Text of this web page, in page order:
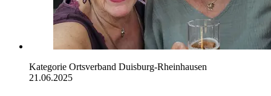
Kategorie Ortsverband Duisburg-Rheinhausen
21.06.2025